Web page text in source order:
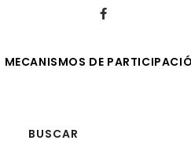
MECANISMOS DE
BUSCAR